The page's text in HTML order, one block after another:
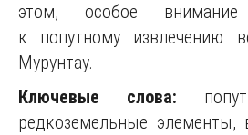
этом, особое
к попутному извлечению
Мурунтау.
Ключевые слова:
редкоземельные элементы,